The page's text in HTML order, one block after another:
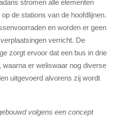
stromen alle elementen
de stations van de hoofdlijnen.
en worden er geen
verricht. De
zorgt ervoor dat een bus in drie
waarna er weliswaar nog diverse
uitgevoerd alvorens zij wordt
volgens een concept